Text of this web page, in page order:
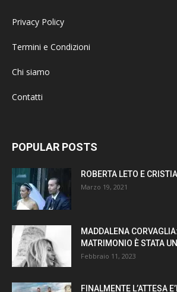
Privacy Policy
Termini e Condizioni
Chi siamo
Contatti
POPULAR POSTS
ROBERTA LETO E
Marzo 19, 2021
MADDALENA
MATRIMONIO È STATA
Febbraio 11, 2023
FINALMENTE L’ATTESA